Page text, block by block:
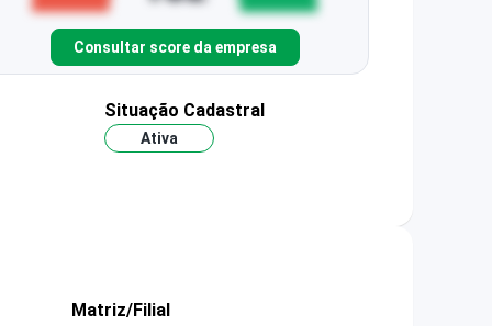
Consultar score da empresa
Situação Cadastral
Ativa
Matriz/Filial